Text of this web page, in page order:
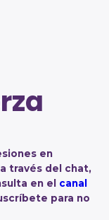
en
través del chat,
en el canal
para no